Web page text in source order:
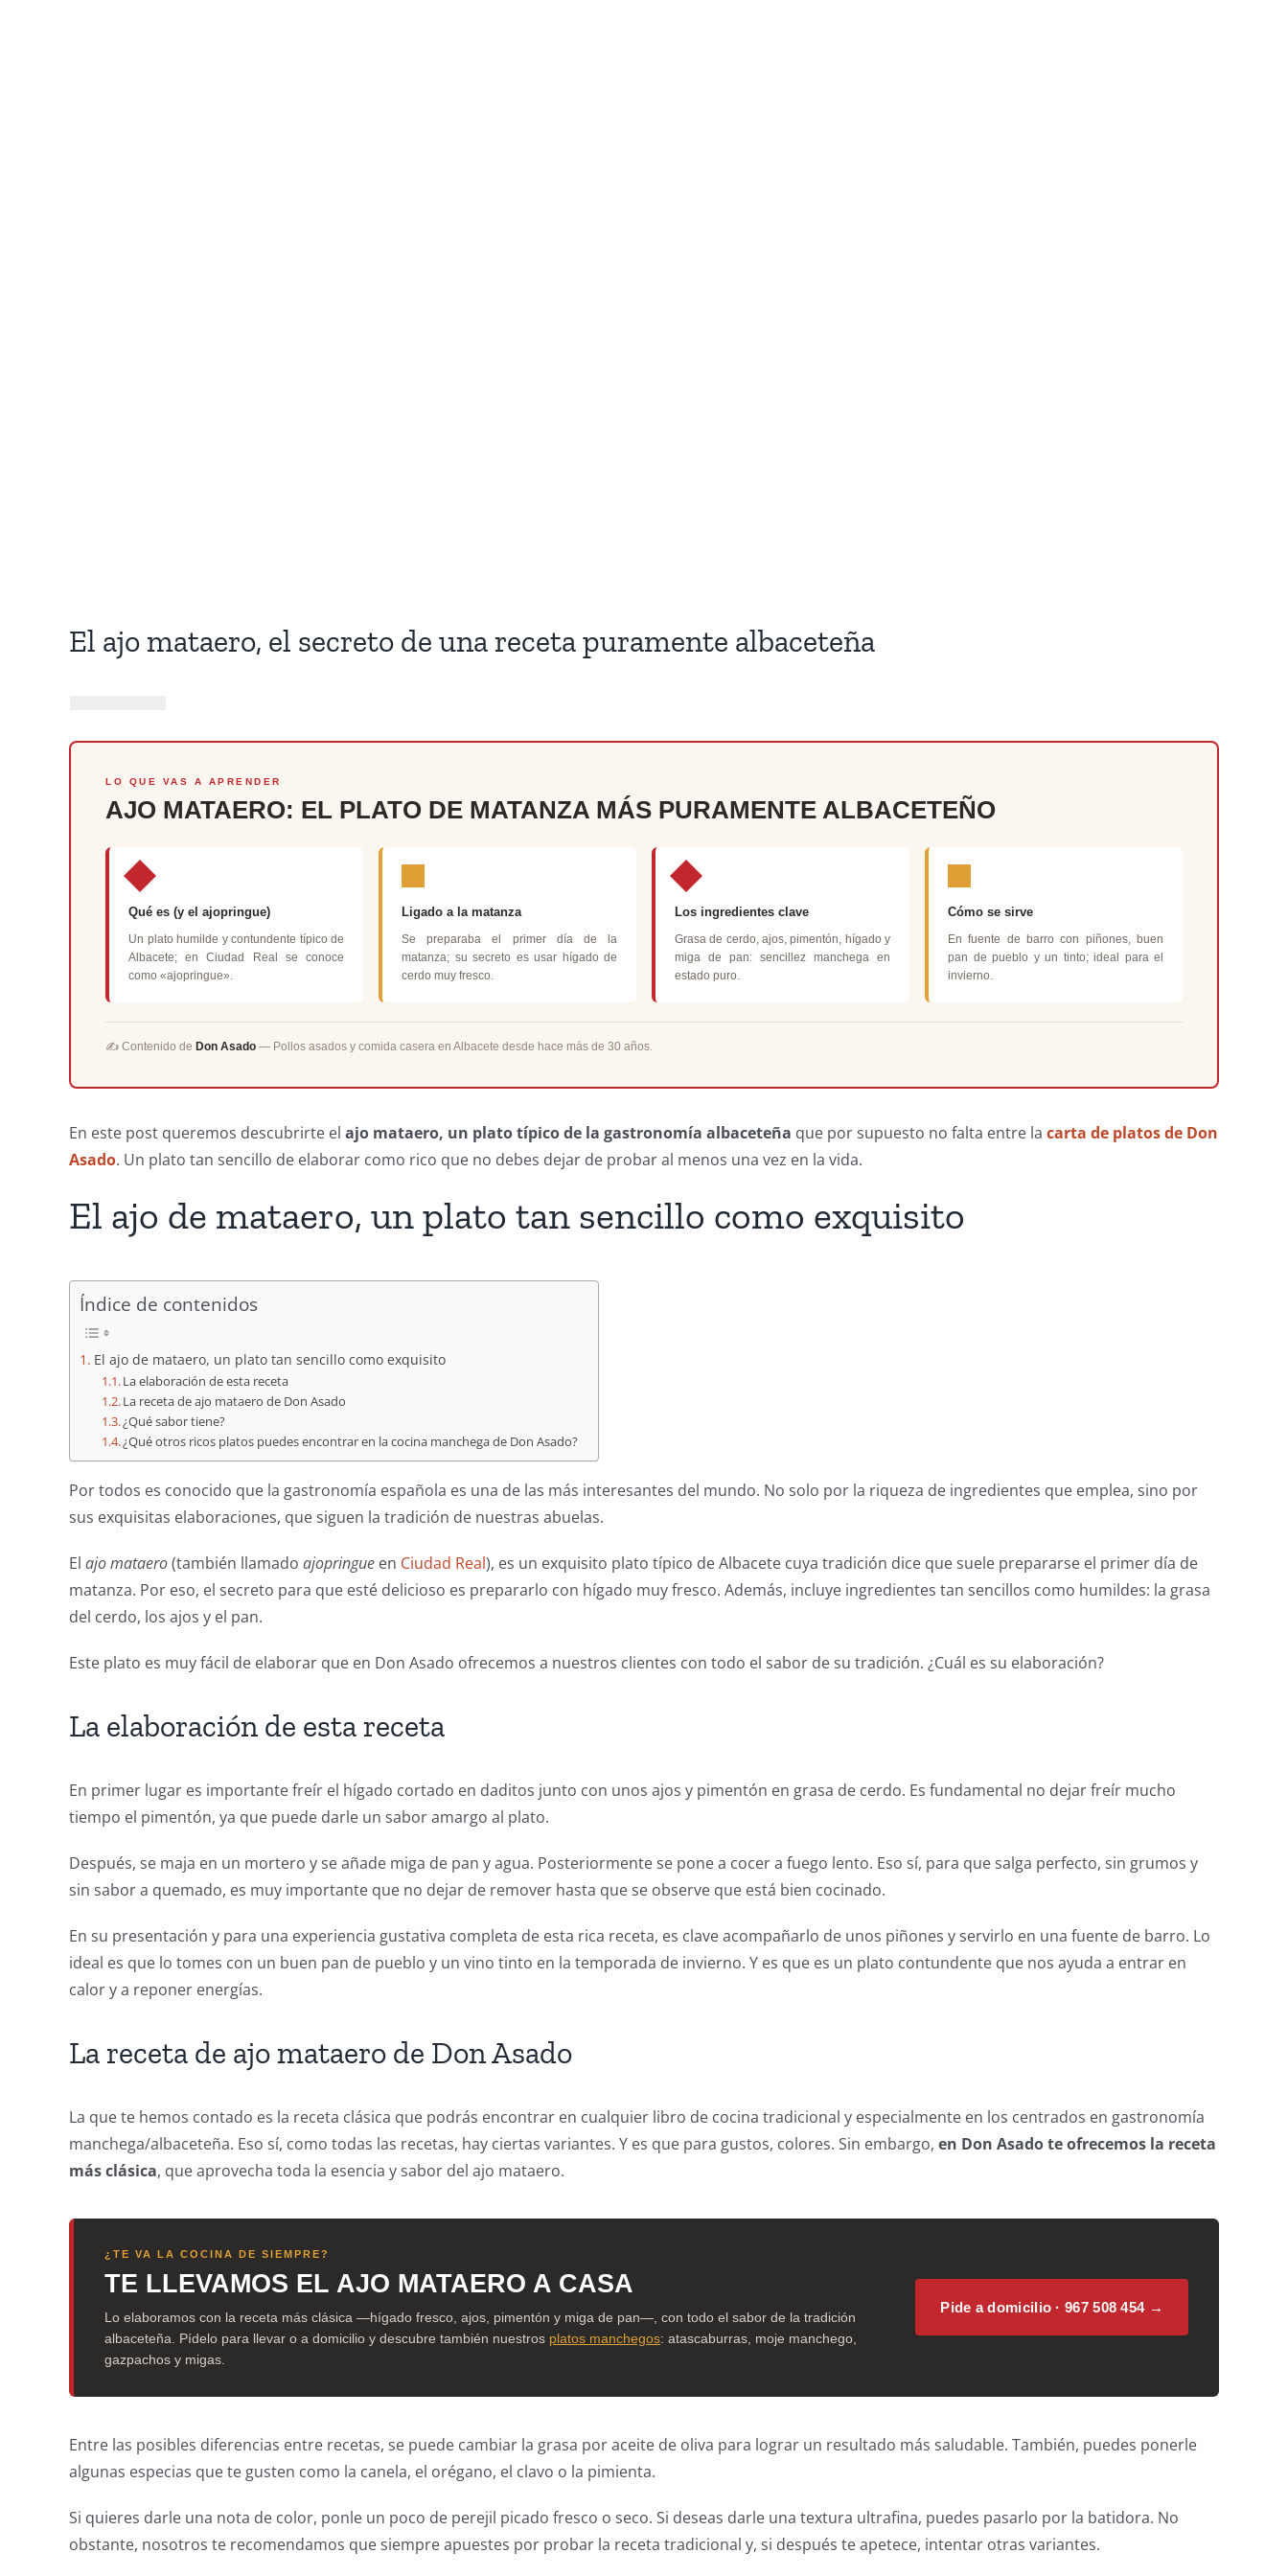
El ajo mataero, el secreto de una receta puramente albaceteña
LO QUE VAS A APRENDER
AJO MATAERO: EL PLATO DE MATANZA MÁS PURAMENTE ALBACETEÑO
Qué es (y el ajopringue)
Un plato humilde y contundente típico de
Albacete; en Ciudad Real se conoce
como «ajopringue».
Ligado a la matanza
Se preparaba el primer día de la
matanza; su secreto es usar hígado de
cerdo muy fresco.
Los ingredientes clave
Grasa de cerdo, ajos, pimentón, hígado y
miga de pan: sencillez manchega en
estado puro.
Cómo se sirve
En fuente de barro con piñones, buen
pan de pueblo y un tinto; ideal para el
invierno.
✍️ Contenido de Don Asado — Pollos asados y comida casera en Albacete desde hace más de 30 años.
En este post queremos descubrirte el ajo mataero, un plato típico de la gastronomía albaceteña que por supuesto no falta entre la carta de platos de Don
Asado. Un plato tan sencillo de elaborar como rico que no debes dejar de probar al menos una vez en la vida.
El ajo de mataero, un plato tan sencillo como exquisito
Índice de contenidos
El ajo de mataero, un plato tan sencillo como exquisito
La elaboración de esta receta
La receta de ajo mataero de Don Asado
¿Qué sabor tiene?
¿Qué otros ricos platos puedes encontrar en la cocina manchega de Don Asado?
Por todos es conocido que la gastronomía española es una de las más interesantes del mundo. No solo por la riqueza de ingredientes que emplea, sino por
sus exquisitas elaboraciones, que siguen la tradición de nuestras abuelas.
El ajo mataero(también llamado ajopringue en Ciudad Real), es un exquisito plato típico de Albacete cuya tradición dice que suele prepararse el primer día de
matanza. Por eso, el secreto para que esté delicioso es prepararlo con hígado muy fresco. Además, incluye ingredientes tan sencillos como humildes: la grasa
del cerdo, los ajos y el pan.
Este plato es muy fácil de elaborar que en Don Asado ofrecemos a nuestros clientes con todo el sabor de su tradición. ¿Cuál es su elaboración?
La elaboración de esta receta
En primer lugar es importante freír el hígado cortado en daditos junto con unos ajos y pimentón en grasa de cerdo. Es fundamental no dejar freír mucho
tiempo el pimentón, ya que puede darle un sabor amargo al plato.
Después, se maja en un mortero y se añade miga de pan y agua. Posteriormente se pone a cocer a fuego lento. Eso sí, para que salga perfecto, sin grumos y
sin sabor a quemado, es muy importante que no dejar de remover hasta que se observe que está bien cocinado.
En su presentación y para una experiencia gustativa completa de esta rica receta, es clave acompañarlo de unos piñones y servirlo en una fuente de barro. Lo
ideal es que lo tomes con un buen pan de pueblo y un vino tinto en la temporada de invierno. Y es que es un plato contundente que nos ayuda a entrar en
calor y a reponer energías.
La receta de ajo mataero de Don Asado
La que te hemos contado es la receta clásica que podrás encontrar en cualquier libro de cocina tradicional y especialmente en los centrados en gastronomía
manchega/albaceteña. Eso sí, como todas las recetas, hay ciertas variantes. Y es que para gustos, colores. Sin embargo, en Don Asado te ofrecemos la receta
más clásica, que aprovecha toda la esencia y sabor del ajo mataero.
¿TE VA LA COCINA DE SIEMPRE?
TE LLEVAMOS EL AJO MATAERO A CASA
Lo elaboramos con la receta más clásica —hígado fresco, ajos, pimentón y miga de pan—, con todo el sabor de la tradición
albaceteña. Pídelo para llevar o a domicilio y descubre también nuestros platos manchegos: atascaburras, moje manchego,
gazpachos y migas.
Pide a domicilio · 967 508 454 →
Entre las posibles diferencias entre recetas, se puede cambiar la grasa por aceite de oliva para lograr un resultado más saludable. También, puedes ponerle
algunas especias que te gusten como la canela, el orégano, el clavo o la pimienta.
Si quieres darle una nota de color, ponle un poco de perejil picado fresco o seco. Si deseas darle una textura ultrafina, puedes pasarlo por la batidora. No
obstante, nosotros te recomendamos que siempre apuestes por probar la receta tradicional y, si después te apetece, intentar otras variantes.